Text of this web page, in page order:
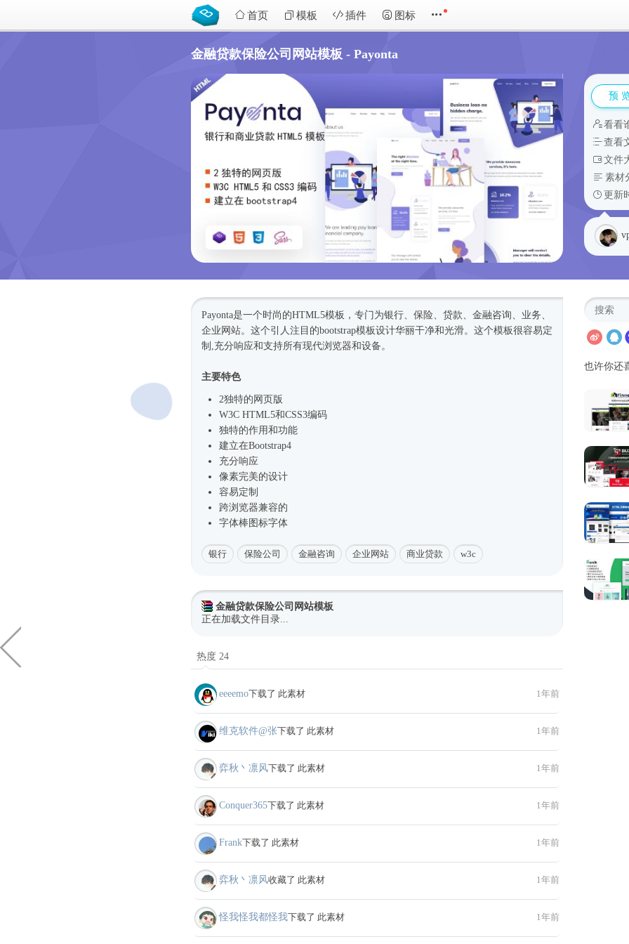
首页 模板 插件 图标
金融贷款保险公司网站模板 - Payonta
预
看看
查看
文件
素材
更新
Payonta是一个时尚 的HTML5模板 ，专门为银行、保险、贷款、金融咨询、业务、
企业网站。这个引人注目的bootstrap模板设计华丽干净和光滑。这个模板很容易定
制,充分响应和支持所有现代浏览器和设备。
主要特色
2独特的网页版
W3C HTML5和CSS3编码
独特的作用和功能
建立在Bootstrap4
充分响应
像素完美的设计
容易定制
跨浏览器兼容的
字体棒图标字体
银行 保险公司 金融咨询 企业网站 商业贷款 w3c
金融贷款保险公司网站模板
正在加载文件目录...
热度 24
eeeemo下载了 此素材 1年前
维克软件@张下载了 此素材 1年前
弈秋丶凛风下载了 此素材 1年前
Conquer365下载了 此素材 1年前
Frank下载了 此素材 1年前
弈秋丶凛风收藏了 此素材 1年前
怪我怪我都怪我下载了 此素材 1年前
也许你还